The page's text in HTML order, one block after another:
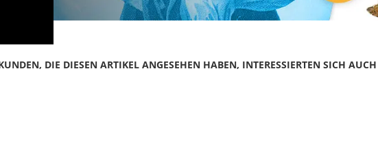
DIE DIESEN ARTIKEL ANGESEHEN HABEN, INTERESSIERTEN SICH